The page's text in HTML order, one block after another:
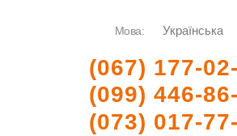
Мова:
(067) 177-
(099) 446-
(073) 017-